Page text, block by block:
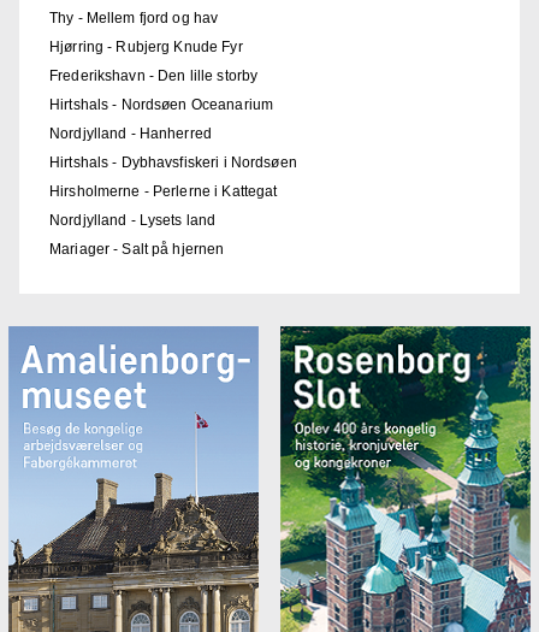
Thy - Mellem fjord og hav
Hjørring - Rubjerg Knude Fyr
Frederikshavn - Den lille storby
Hirtshals - Nordsøen Oceanarium
Nordjylland - Hanherred
Hirtshals - Dybhavsfiskeri i Nordsøen
Hirsholmerne - Perlerne i Kattegat
Nordjylland - Lysets land
Mariager - Salt på hjernen